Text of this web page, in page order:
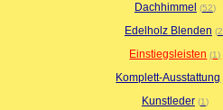
Dachhimmel 52
Edelholz Blenden 2
Einstiegsleisten 1
Komplett-Ausstattung
Kunstleder 1